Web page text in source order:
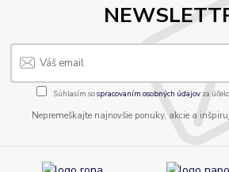
Súhlasím sospracovaním osobných údajov za
Nepremeškajte najnovšie ponuky, akcie a